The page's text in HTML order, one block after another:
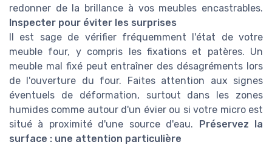
redonner de la brillance à vos meubles encastrables.
Inspecter pour éviter les surprises
Il est sage de vérifier fréquemment l'état de votre
meuble four, y compris les fixations et patères. Un
meuble mal fixé peut entraîner des désagréments lors
de l'ouverture du four. Faites attention aux signes
éventuels de déformation, surtout dans les zones
humides comme autour d'un évier ou si votre micro est
situé à proximité d'une source d'eau. Préservez la
surface : une attention particulière